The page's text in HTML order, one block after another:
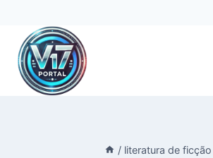
Pular
para
Conteúdo
/ literatura de ficção